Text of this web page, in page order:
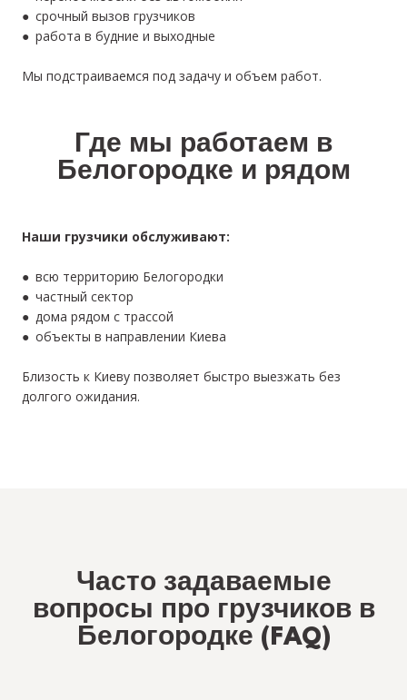
● срочный вызов грузчиков
● работа в будние и выходные
Мы подстраиваемся под задачу и объем работ.
Где мы работаем в
Белогородке и рядом
Наши грузчики обслуживают:
● всю территорию Белогородки
● частный сектор
● дома рядом с трассой
● объекты в направлении Киева
Близость к Киеву позволяет быстро выезжать без
долгого ожидания.
Часто задаваемые
вопросы про грузчиков в
Белогородке (FAQ)